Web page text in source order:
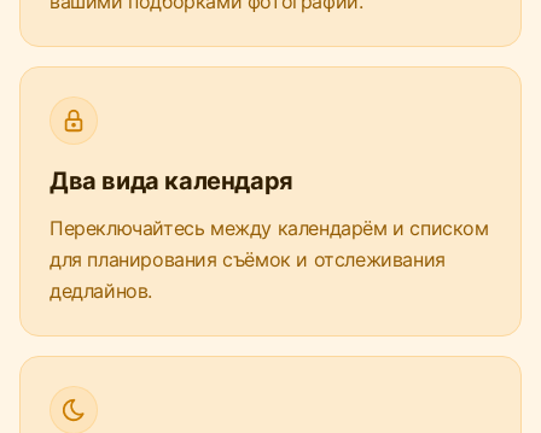
Два вида календаря
Переключайтесь между календарём и списком
для планирования съёмок и отслеживания
дедлайнов.